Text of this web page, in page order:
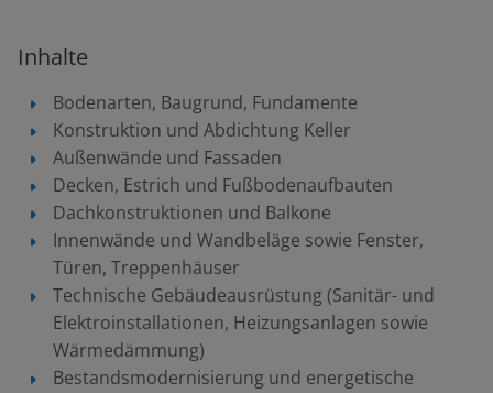
Inhalte
Bodenarten, Baugrund, Fundamente
Konstruktion und Abdichtung Keller
Außenwände und Fassaden
Decken, Estrich und Fußbodenaufbauten
Dachkonstruktionen und Balkone
Innenwände und Wandbeläge sowie Fenster,
Türen, Treppenhäuser
Technische Gebäudeausrüstung (Sanitär- und
Elektroinstallationen, Heizungsanlagen sowie
Wärmedämmung)
Bestandsmodernisierung und energetische